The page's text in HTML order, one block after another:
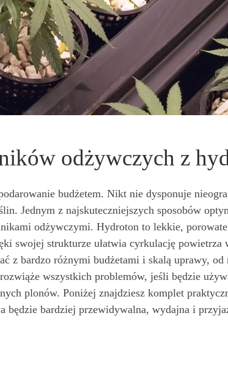
odżywczych z
budżetem. Nikt nie dysponuje
Jednym z najskuteczniejszych sposobów
odżywczymi. Hydroton to lekkie, porowate
swojej strukturze ułatwia cyrkulację powietrza
z bardzo różnymi budżetami i skalą uprawy, od
wszystkich problemów, jeśli będzie
plonów. Poniżej znajdziesz komplet
bardziej przewidywalna, wydajna i